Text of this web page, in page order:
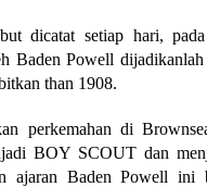
dicatat setiap hari,
Baden Powell
than 1908.
perkemahan di
BOY SCOUT dan
ajaran Baden Powell ini